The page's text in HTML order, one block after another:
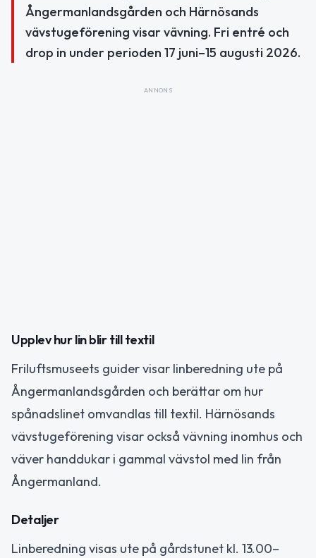
Ångermanlandsgården och Härnösands
vävstugeförening visar vävning. Fri entré och
drop in under perioden 17 juni–15 augusti 2026.
ANNONS
Upplev hur lin blir till textil
Friluftsmuseets guider visar linberedning ute på
Ångermanlandsgården och berättar om hur
spånadslinet omvandlas till textil. Härnösands
vävstugeförening visar också vävning inomhus och
väver handdukar i gammal vävstol med lin från
Ångermanland.
Detaljer
Linberedning visas ute på gårdstunet kl. 13.00–